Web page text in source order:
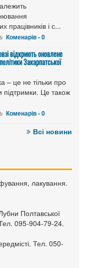
працівників і с...
Коменарів - 0
відкриють оновлене
Закарпатської
– це не тільки про
підтримки. Це також
Коменарів - 0
Всі новини
лакування.
Полтавської
Тел. 095-904-79-24.
Тел. 050-